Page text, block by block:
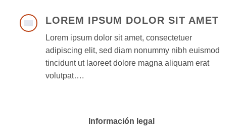
LOREM IPSUM DOLOR SIT AMET
Lorem ipsum dolor sit amet, consectetuer
adipiscing elit, sed diam nonummy nibh euismod
tincidunt ut laoreet dolore magna aliquam erat
volutpat….
Información legal